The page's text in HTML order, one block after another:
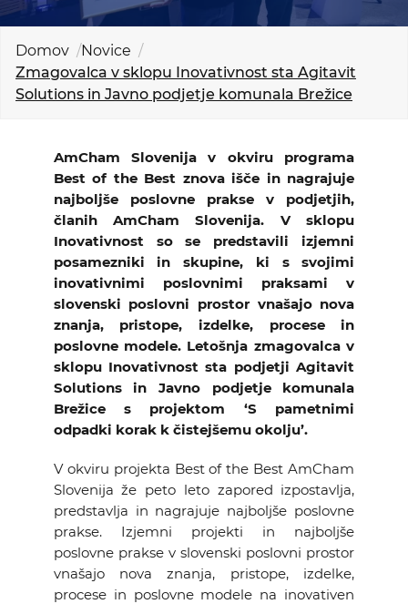
ČLANSTVO
O NAS
NOVICE
KONTAKT
GALERIJA
Želimo postati član
Domov
Novice
Zmagovalca v sklopu Inovativnost sta Agitavit
Solutions in Javno podjetje komunala Brežice
AmCham Slovenija v okviru programa
Best of the Best znova išče in nagrajuje
najboljše poslovne prakse v podjetjih,
članih AmCham Slovenija. V sklopu
Inovativnost so se predstavili izjemni
posamezniki in skupine, ki s svojimi
inovativnimi poslovnimi praksami v
slovenski poslovni prostor vnašajo nova
znanja, pristope, izdelke, procese in
poslovne modele. Letošnja zmagovalca v
sklopu Inovativnost sta podjetji Agitavit
Solutions in Javno podjetje komunala
Brežice s projektom ‘S pametnimi
odpadki korak k čistejšemu okolju’.
V okviru projekta Best of the Best AmCham
Slovenija že peto leto zapored izpostavlja,
predstavlja in nagrajuje najboljše poslovne
prakse. Izjemni projekti in najboljše
poslovne prakse v slovenski poslovni prostor
vnašajo nova znanja, pristope, izdelke,
procese in poslovne modele na inovativen